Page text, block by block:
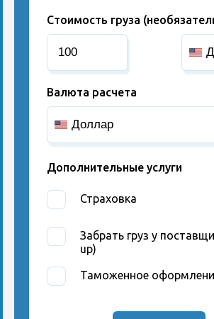
Стоимость груза
Валюта расчета
Дополнительные услуги
Страховка
Забрать груз у
up)
Таможенное